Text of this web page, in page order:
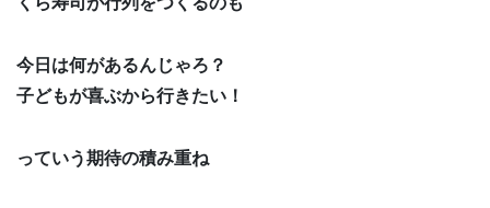
今日は何があるんじゃろ？
子どもが喜ぶから行きたい！
っていう期待の積み重ね